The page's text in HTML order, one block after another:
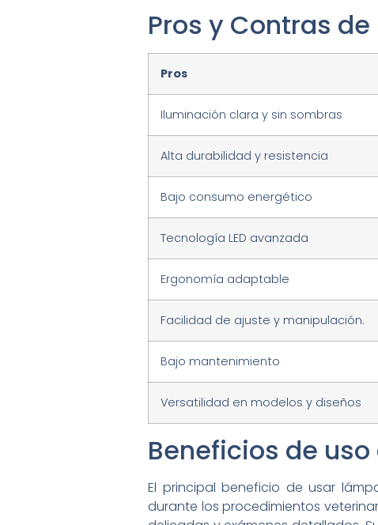
Pros y Contras
Pros
Iluminación clara y sin sombras
Alta durabilidad y resistencia
Bajo consumo energético
Tecnología LED avanzada
Ergonomía adaptable
Facilidad de ajuste y manipulación.
Bajo mantenimiento
Versatilidad en modelos y diseños
Beneficios de
El principal beneficio de usar
durante los procedimientos